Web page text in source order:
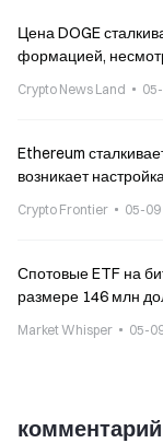
Цена DOGE
формацией,
Crypto News Land
Ethereum
возникает
Crypto Frontier 05-09
Спотовые ETF на
размере 146 млн
Market Whisper 05-
комментарий